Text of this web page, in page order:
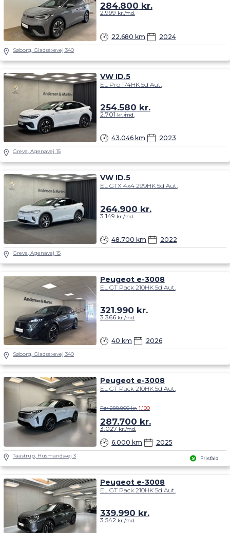
22.680 km 2024
284.800 kr.
2.999 kr./md.
Søborg, Gladsaxevej 340
VW ID.5
EL Pro 174HK 5d Aut.
43.046 km 2023
254.580 kr.
2.701 kr./md.
Greve, Agenavej 15
VW ID.5
EL GTX 4x4 299HK 5d Aut.
48.700 km 2022
264.900 kr.
3.149 kr./md.
Greve, Agenavej 15
Peugeot e-3008
EL GT Pack 210HK 5d Aut.
40 km 2026
321.990 kr.
3.366kr./md.
Søborg, Gladsaxevej 340
Prisfald
Peugeot e-3008
EL GT Pack 210HK 5d Aut.
6.000 km 2025
Før 288.800 kr. 1.100
287.700 kr.
3.027 kr./md.
Taastrup, Husmandsvej 3
Peugeot e-3008
EL GT Pack 210HK 5d Aut.
339.990 kr.
3.542kr./md.